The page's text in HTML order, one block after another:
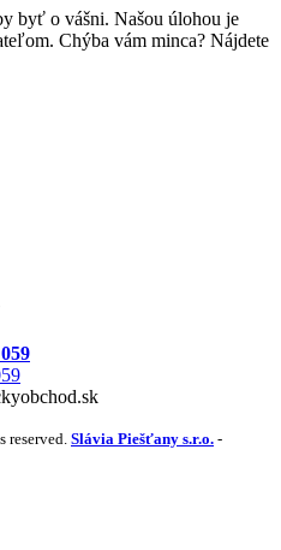
byť o vášni. Našou úlohou je
Chýba vám minca? Nájdete
Slávia Piešťany s.r.o. -